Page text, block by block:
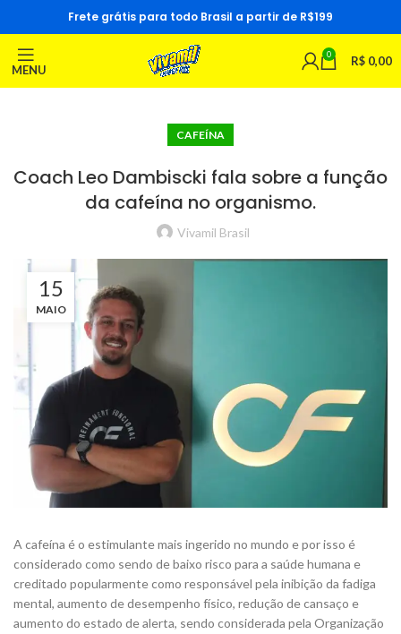
Frete grátis para todo Brasil a partir de R$199
MENU
0 R$ 0,00
CAFEÍNA
Coach Leo Dambiscki fala sobre a função
da cafeína no organismo.
Vivamil Brasil
15
MAIO
A cafeína é o estimulante mais ingerido no mundo e por isso é
considerado como sendo de baixo risco para a saúde humana e
creditado popularmente como responsável pela inibição da fadiga
mental, aumento de desempenho físico, redução de cansaço e
aumento do estado de alerta, sendo considerada pela Organização